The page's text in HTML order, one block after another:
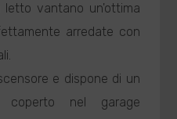
letto vantano un'ottima
arredate con
e dispone di un
nel garage